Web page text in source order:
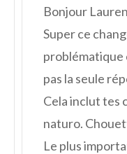
Bonjour
Super ce
problématique
pas la seule
Cela inclut tes
naturo.
Le plus